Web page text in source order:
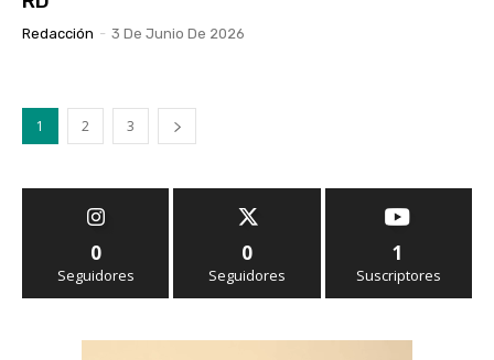
Redacción - 3 De Junio De 2026
1 2 3
0
Seguidores
0
Seguidores
1
Suscriptores